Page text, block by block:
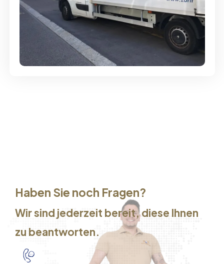
Günstige Umzüge - Hervorragender
Service
Haben Sie noch Fragen?
Wir sind jederzeit bereit, diese Ihnen
zu beantworten.